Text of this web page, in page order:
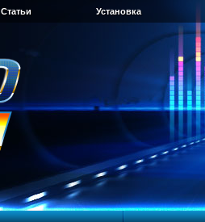
Статьи Установка